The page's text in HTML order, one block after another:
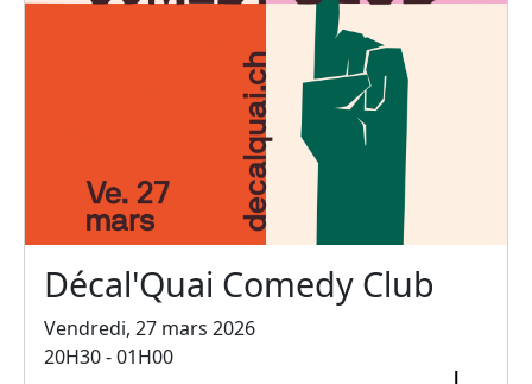
Décal'Quai Comedy Club
Vendredi, 27 mars 2026
20H30 - 01H00